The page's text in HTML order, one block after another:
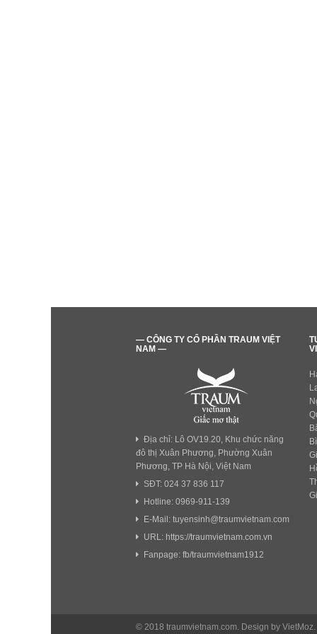
— CÔNG TY CỔ PHẦN TRAUM VIỆT
NAM —
Địa chỉ: Lô OV19.20, Khu chức năng
đô thị Xuân Phương, Phường Xuân
Phương, TP Hà Nội, Việt Nam
SĐT: 024 37 836 117
Hotline: 0969-911-139
E-Mail: tuyensinh@traumvietnam.com
URL: https://traumvietnam.com.vn
Fanpage: fb/traumvietnam1912
© 2018 traumvietnam.com. Design by VietMoz.